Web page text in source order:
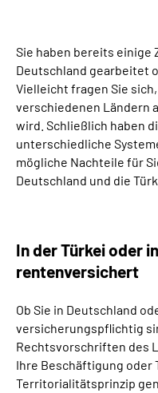
Leichte Sprache
Sie haben bereits einige
Deutschland gearbeitet
Vielleicht fragen Sie
verschiedenen Ländern
wird. Schließlich haben
unterschiedliche
mögliche Nachteile für
Deutschland und die
In der Türkei oder
rentenversichert
Ob Sie in Deutschland
versicherungspflichtig
Rechtsvorschriften des
Ihre Beschäftigung oder
Territorialitätsprinzip